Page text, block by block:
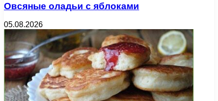
Овсяные оладьи с яблоками
05.08.2026